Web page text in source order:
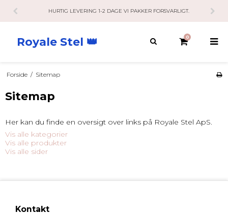
HURTIG LEVERING 1-2 DAGE VI PAKKER FORSVARLIGT.
Royale Stel 👑 0
Forside / Sitemap
Sitemap
Her kan du finde en oversigt over links på Royale Stel ApS.
Vis alle kategorier
Vis alle produkter
Vis alle sider
Kontakt